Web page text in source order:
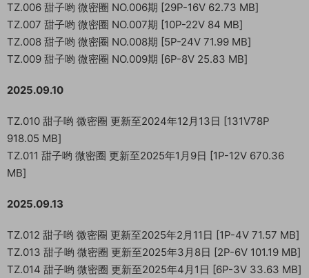
TZ.006 甜子哟 微密圈 NO.006期 [29P-16V 62.73 MB]
TZ.007 甜子哟 微密圈 NO.007期 [10P-22V 84 MB]
TZ.008 甜子哟 微密圈 NO.008期 [5P-24V 71.99 MB]
TZ.009 甜子哟 微密圈 NO.009期 [6P-8V 25.83 MB]
2025.09.10
TZ.010 甜子哟 微密圈 更新至2024年12月13日 [131V78P
918.05 MB]
TZ.011 甜子哟 微密圈 更新至2025年1月9日 [1P-12V 670.36
MB]
2025.09.13
TZ.012 甜子哟 微密圈 更新至2025年2月11日 [1P-4V 71.57 MB]
TZ.013 甜子哟 微密圈 更新至2025年3月8日 [2P-6V 101.19 MB]
TZ.014 甜子哟 微密圈 更新至2025年4月1日 [6P-3V 33.63 MB]